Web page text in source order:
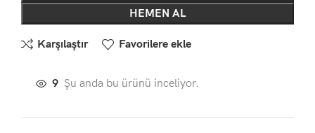
HEMEN AL
Karşılaştır Favorilere ekle
9 Şu anda bu ürünü inceliyor.